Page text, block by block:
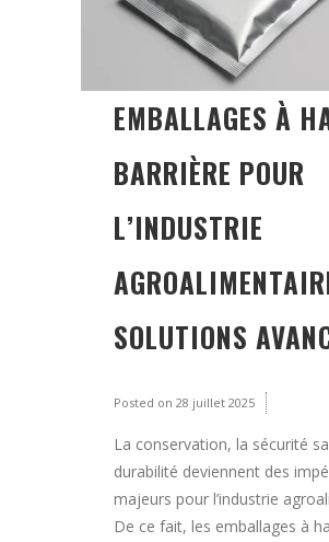
EMBALLAGES À
BARRIÈRE POUR
L’INDUSTRIE
SOLUTIONS
Posted on 28 juillet 2025
La conservation, la sécurité
durabilité deviennent des
majeurs pour l’industrie
De ce fait, les emballages à